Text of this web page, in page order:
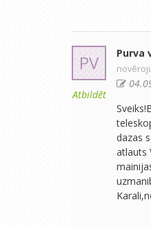
PV
Atbildēt
Purva
dazas
atlauts